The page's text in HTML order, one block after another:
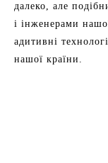
далеко, але
і інженерами
адитивні
нашої країни.